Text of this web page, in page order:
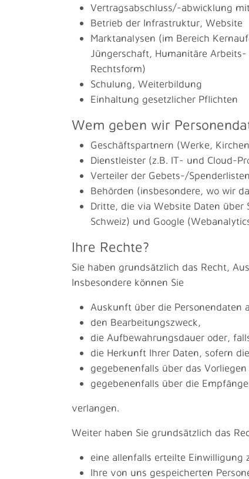
Vertragsabschluss/-abwicklung
Betrieb der Infrastruktur, Website
Marktanalysen (im Bereich
Jüngerschaft, Humanitäre
Rechtsform)
Schulung, Weiterbildung
Einhaltung gesetzlicher Pflichten
Wem geben wir
Geschäftspartnern (Werke,
Dienstleister (z.B. IT- und Cloud-
Verteiler der Gebets-/Spenderlisten
Behörden (insbesondere, wo wir
Dritte, die via Website Daten über
Schweiz) und Google
Ihre Rechte?
Sie haben grundsätzlich das Recht,
Insbesondere können Sie
Auskunft über die Personendaten
den Bearbeitungszweck,
die Aufbewahrungsdauer oder,
die Herkunft Ihrer Daten, sofern
gegebenenfalls über das
gegebenenfalls über die
verlangen.
Weiter haben Sie grundsätzlich das
eine allenfalls erteilte Einwilligung
Ihre von uns gespeicherten